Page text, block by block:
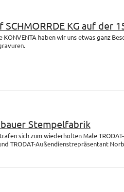
KG auf der
KONVENTA haben wir uns etwas ganz
Stempelfabrik
sich zum wiederholten Male
TRODAT-Außendienstrepräsentant